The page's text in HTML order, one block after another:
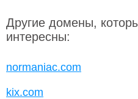
Другие домены,
интересны:
normaniac.com
kix.com